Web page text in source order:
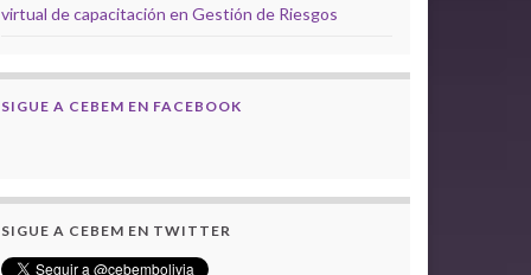
virtual de capacitación en Gestión de Riesgos
SIGUE A CEBEM EN FACEBOOK
SIGUE A CEBEM EN TWITTER